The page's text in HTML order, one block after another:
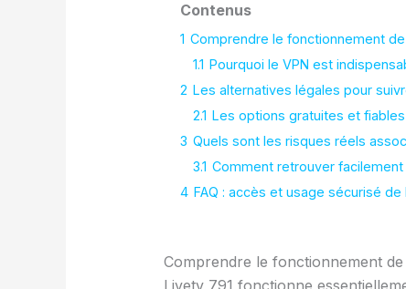
Contenus
1 Comprendre le fonctionnement
1.1 Pourquoi le VPN est
2 Les alternatives légales pour
2.1 Les options gratuites et
3 Quels sont les risques réels
3.1 Comment retrouver
4 FAQ : accès et usage sécurisé de
Comprendre le fonctionnement